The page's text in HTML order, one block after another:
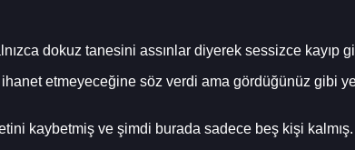
dokuz tanesini assınlar diyerek sessizce kayıp
ihanet etmeyeceğine söz verdi ama gördüğünüz gibi
kaybetmiş ve şimdi burada sadece beş kişi kalmış.